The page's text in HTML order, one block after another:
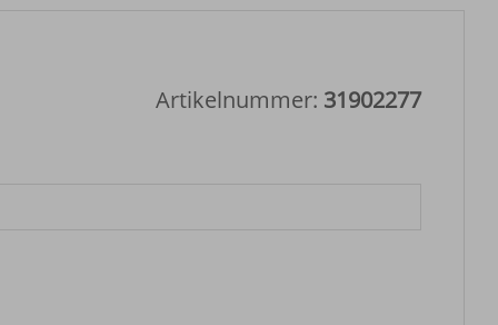
Artikelnummer: 31902277